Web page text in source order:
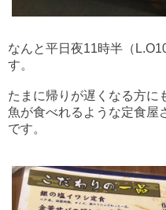
なんと平日夜11時半（
す。
たまに帰りが遅くなる方に
魚が食べれるような定食屋
です。